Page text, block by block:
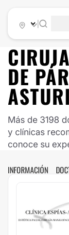
DE
Más de 3198
y clínicas
conoce su
INFORMACIÓN